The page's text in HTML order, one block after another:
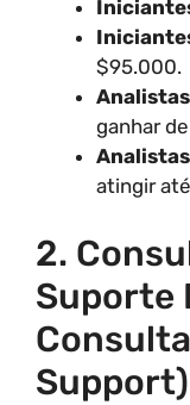
$95.000.
ganhar
atingir
2.
Suporte
Support)